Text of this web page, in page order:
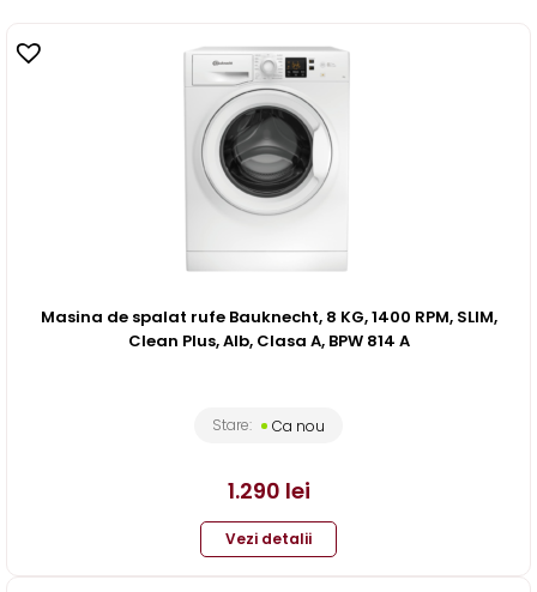
Masina de spalat rufe Bauknecht, 8 KG, 1400 RPM, SLIM,
Clean Plus, Alb, Clasa A, BPW 814 A
Stare: Ca nou
1.290 lei
Vezi detalii